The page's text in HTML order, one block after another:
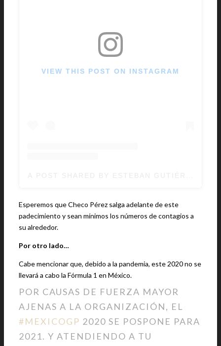
VIEW THIS POST ON INSTAGRAM
Esperemos que Checo Pérez salga adelante de este
padecimiento y sean mínimos los números de contagios a
su alrededor.
Por otro lado…
Cabe mencionar que, debido a la pandemia, este 2020 no se
llevará a cabo la Fórmula 1 en México.
POR CAUSAS DE FUERZA MAYOR
AJENAS A LA ORGANIZACIÓN, EL
#MEXICOGP 2020 SE POSPONE PARA
2021. Y ATENDIENDO A TU